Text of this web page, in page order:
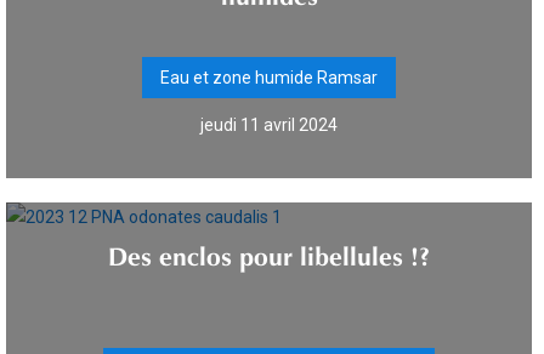
Eau et zone humide Ramsar
jeudi 11 avril 2024
Des enclos pour libellules !?